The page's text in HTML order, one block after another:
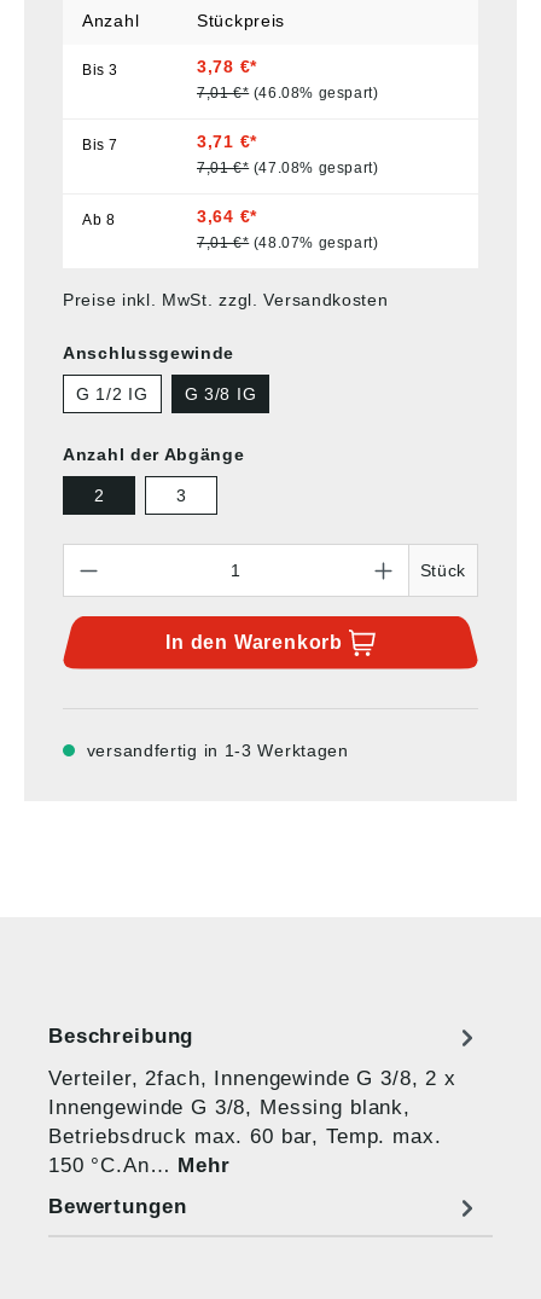
Anzahl Stückpreis
Bis3 3,78 €*
7,01 €* (46.08% gespart)
Bis7 3,71 €*
7,01 €* (47.08% gespart)
Ab 8 3,64 €*
7,01 €* (48.07% gespart)
Preise inkl. MwSt. zzgl. Versandkosten
Anschlussgewinde
G 1/2 IG G 3/8 IG
Anzahl der Abgänge
2 3
Stück
In den Warenkorb
versandfertig in 1-3 Werktagen
Beschreibung
Verteiler, 2fach, Innengewinde G 3/8, 2 x
Innengewinde G 3/8, Messing blank,
Betriebsdruck max. 60 bar, Temp. max.
150 °C.An… Mehr
Bewertungen